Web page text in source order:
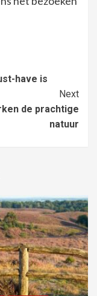
have is
Next
de prachtige
natuur